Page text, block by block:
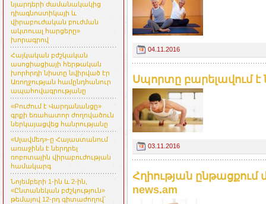
նյարդերի ժամանակակից
դիագնոստիկայի և
վիրաբուժական բուժման
ակտուալ հարցերը»
խորագրով
Հայկական բժշկական
ասոցիացիայի հերթական
խորհրդի նիստը նվիրված էր
Առողջության համընդհանուր
ապահովագրությանը
«Բուժում է Վարդանանցը»
գրքի եռահատոր ժողովածուն
ներկայացվեց հանրությանը
«Սլավմեդ»-ը Հայաստանում
առաջինն է ներդրել
ռոբոտային վիրաբուժության
համակարգ
Նոյեմբերի 1-ին և 2-ին,
«Ընտանեկան բժշկություն»
թեմայով 12-րդ գիտաժողով՝
04.11.2016
Սպորտը բարելավում
03.11.2016
Հղիության
news.am